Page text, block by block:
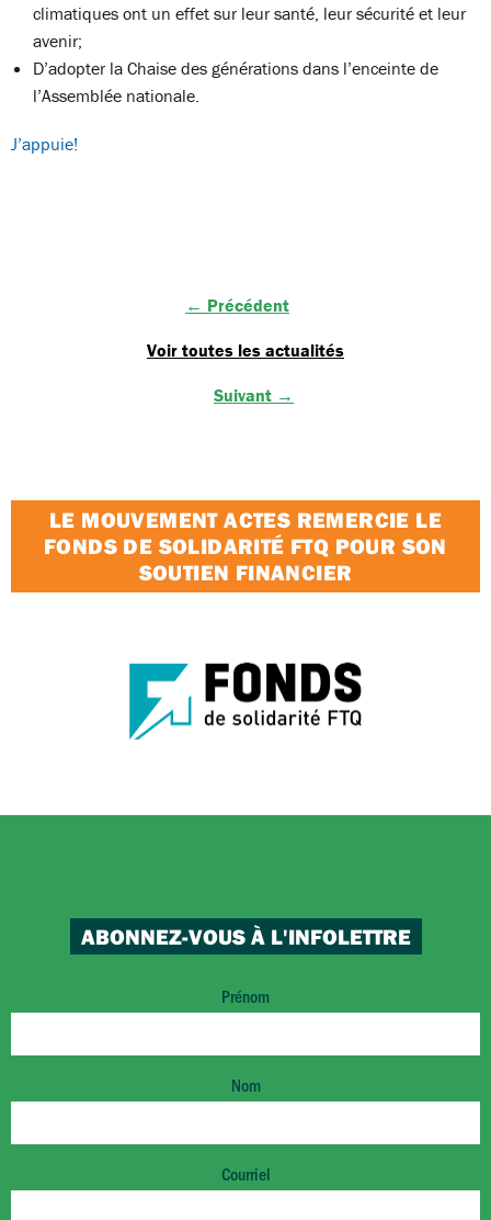
climatiques ont un effet sur leur santé, leur sécurité et leur
avenir;
D’adopter la Chaise des générations dans l’enceinte de
l’Assemblée nationale.
J’appuie!
← Précédent
Voir toutes les actualités
Suivant →
LE MOUVEMENT ACTES REMERCIE LE
FONDS DE SOLIDARITÉ FTQ POUR SON
SOUTIEN FINANCIER
ABONNEZ-VOUS À L'INFOLETTRE
Prénom
Nom
Courriel